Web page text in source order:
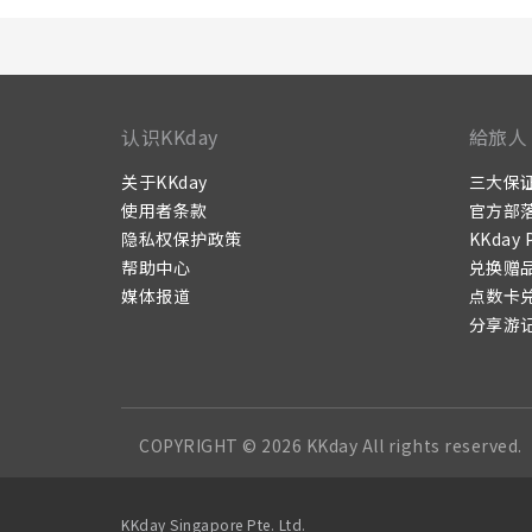
认识KKday
关于KKday
使用者条款
隐私权保护政策
帮助中心
媒体报道
給旅人
三大保
官方部
KKday
兑换赠
点数卡
分享游
COPYRIGHT © 2026 KKday All rights reserved.
KKday Singapore Pte. Ltd.